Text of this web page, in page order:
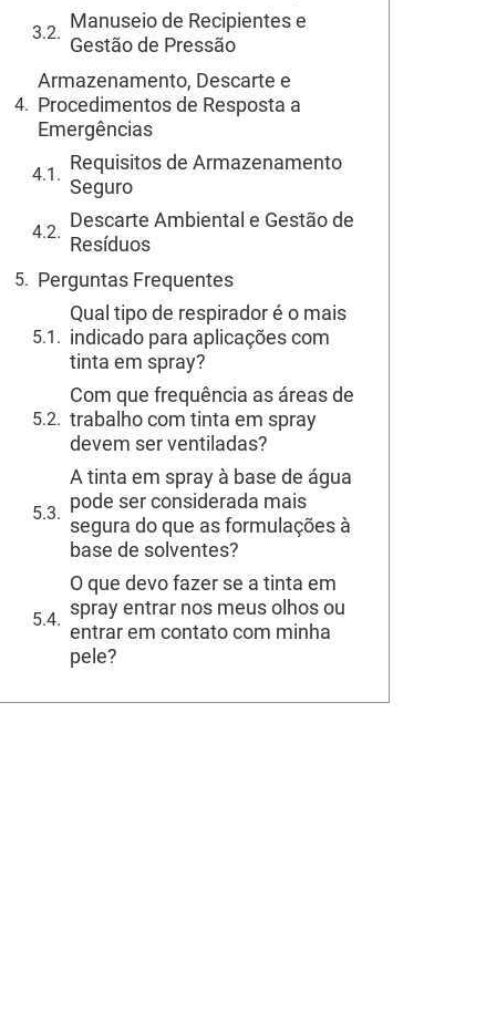
Manuseio de Recipientes e
Gestão de Pressão
Armazenamento, Descarte e
Procedimentos de Resposta a
Emergências
Requisitos de Armazenamento
Seguro
Descarte Ambiental e Gestão de
Resíduos
Perguntas Frequentes
Qual tipo de respirador é o mais
indicado para aplicações com
tinta em spray?
Com que frequência as áreas de
trabalho com tinta em spray
devem ser ventiladas?
A tinta em spray à base de água
pode ser considerada mais
segura do que as formulações à
base de solventes?
O que devo fazer se a tinta em
spray entrar nos meus olhos ou
entrar em contato com minha
pele?